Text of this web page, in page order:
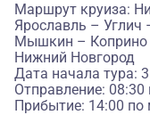
Маршрут круиза:
Ярославль –
Мышкин – Коприно
Нижний Новгород
Дата начала тура:
Отправление:
Прибытие: 14:00